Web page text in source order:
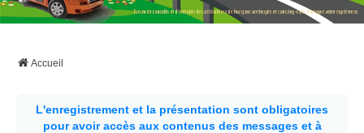
Accueil
L'enregistrement et la présentation sont obligatoires
pour avoir accès aux contenus des messages et à